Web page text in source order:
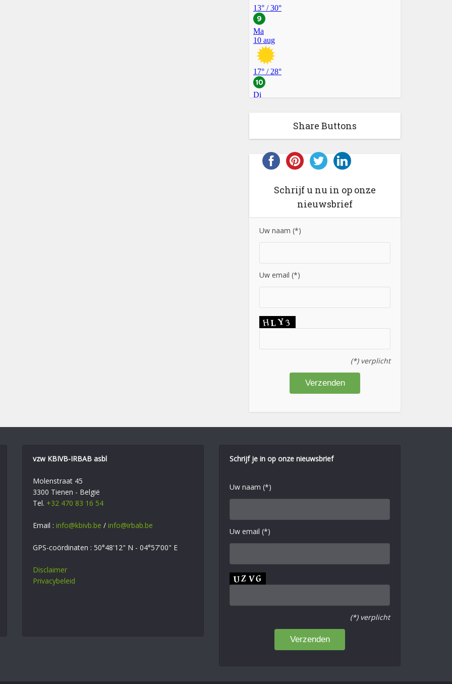
Share Buttons
Schrijf u nu in op onze
nieuwsbrief
Uw naam (*)
Uw email (*)
(*) verplicht
vzw KBIVB-IRBAB asbl
Molenstraat 45
3300 Tienen - België
Tel. +32 470 83 16 54
Email : info@kbivb.be / info@irbab.be
GPS-coördinaten : 50°48'12" N - 04°57'00" E
Disclaimer
Privacybeleid
Schrijf je in op onze nieuwsbrief
Uw naam (*)
Uw email (*)
(*) verplicht